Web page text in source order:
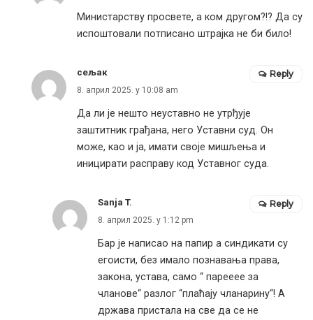
Министарству просвете, а ком другом?!? Да су
испоштовали потписано штрајка не би било!
сељак
8. април 2025. у 10:08 am
Да ли је нешто неуставно не утрђује
заштитник грађана, него Уставни суд. Он
може, као и ја, имати своје мишљења и
иницирати расправу код Уставног суда.
Reply
Sanja T.
8. април 2025. у 1:12 pm
Бар је написао на папир а синдикати су
егоисти, без имало познавања права,
закона, устава, само “ парееее за
чланове“ разлог “плаћају чланарину“! А
држава пристала на све да се не
Reply